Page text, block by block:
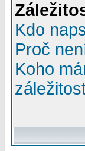
Kdo
Proč
Koho